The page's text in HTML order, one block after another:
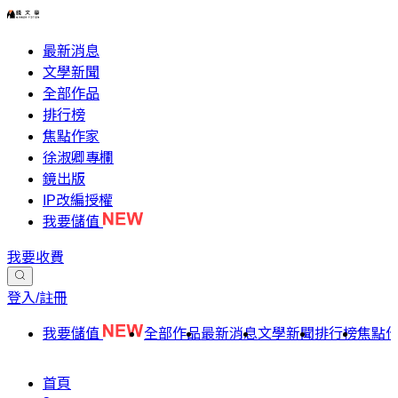
最新消息
文學新聞
全部作品
排行榜
焦點作家
徐淑卿專欄
鏡出版
IP改編授權
我要儲值
我要收費
登入/註冊
我要儲值 全部作品最新消息文學新聞排行榜焦點
首頁